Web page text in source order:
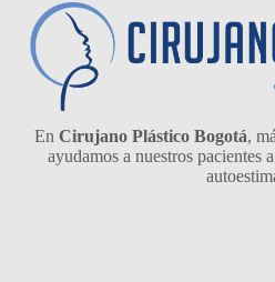
En Cirujano Plástico Bogotá,
ayudamos a nuestros pacientes